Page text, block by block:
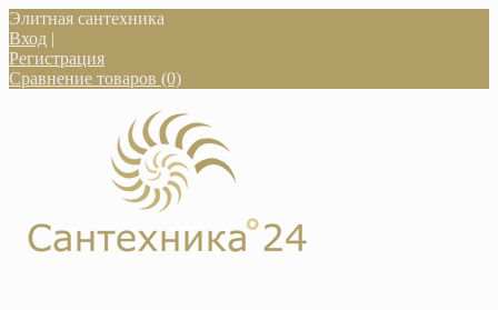
Элитная сантехника
Вход |
Регистрация
Сравнение товаров (0)